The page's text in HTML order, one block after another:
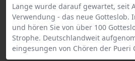
Lange wurde darauf gewartet, seit
Verwendung - das neue Gotteslob.
und hören Sie von über 100
Strophe. Deutschlandweit
eingesungen von Chören der Pueri